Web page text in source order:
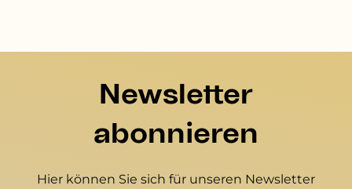
Newsletter
abonnieren
Hier können Sie sich für unseren Newsletter